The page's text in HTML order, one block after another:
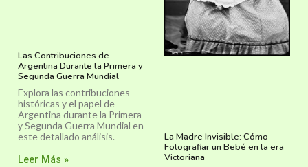
Las Contribuciones de
Argentina Durante la Primera y
Segunda Guerra Mundial
Explora las contribuciones
históricas y el papel de
Argentina durante la Primera
y Segunda Guerra Mundial en
este detallado análisis.
Leer Más »
La Madre Invisible: Cómo
Fotografiar un Bebé en la era
Victoriana